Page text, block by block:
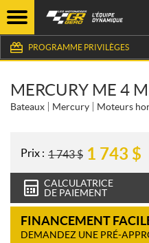
PROGRAMME PRIVILÈGES
MERCURY ME 4
Bateaux Mercury Moteurs
Prix : 1 743$ 1 743 $
CALCULATRICE
DE PAIEMENT
FINANCEMENT
DEMANDEZ UNE PRÉ-